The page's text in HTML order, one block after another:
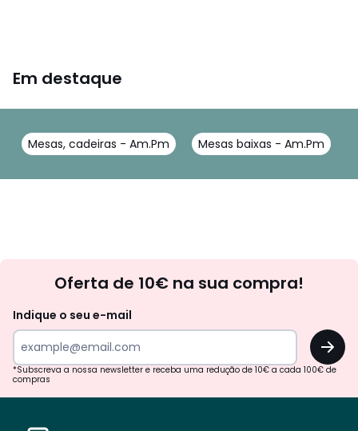
Em destaque
Mesas, cadeiras - Am.Pm Mesas baixas - Am.Pm
Oferta de 10€ na sua compra!
Indique o seu e-mail
OK
*Subscreva a nossa newsletter e receba uma redução de 10€ a cada 100€ de
compras